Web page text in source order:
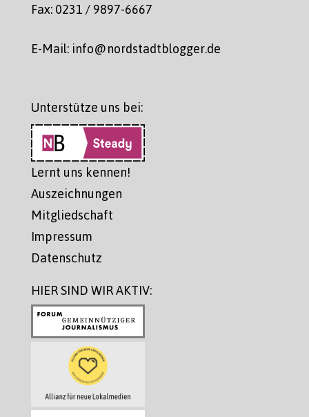
Fax: 0231 / 9897-6667
E-Mail: info@nordstadtblogger.de
Unterstütze uns bei:
Lernt uns kennen!
Auszeichnungen
Mitgliedschaft
Impressum
Datenschutz
HIER SIND WIR AKTIV: